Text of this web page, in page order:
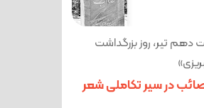
دهم تیر، روز بزرگداشت
در سیر تکاملی شعر